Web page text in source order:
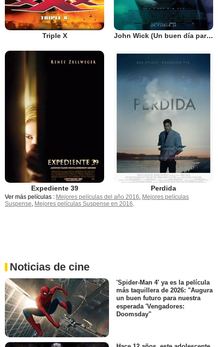
Triple X John Wick (Un buen día para matar)
Expediente 39 Perdida
Ver más películas : Mejores películas del año 2016, Mejores películas
Suspense, Mejores películas Suspense en 2016.
Noticias de cine
'Spider-Man 4' ya es la película
más taquillera de 2026: "Augura
un buen futuro para nuestra
esperada 'Vengadores:
Doomsday"